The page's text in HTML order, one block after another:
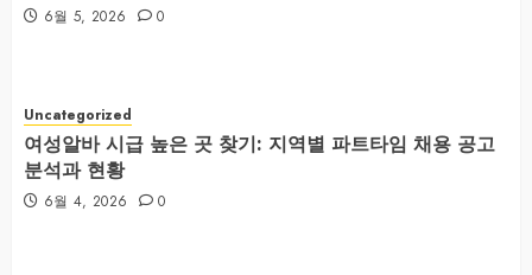
6월 5, 2026 0
Uncategorized
여성알바 시급 높은 곳 찾기: 지역별 파트타임 채용 공고
분석과 현황
6월 4, 2026 0